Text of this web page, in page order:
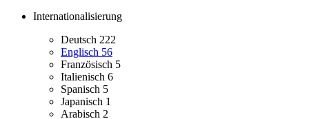
Internationalisierung
Deutsch 222
Englisch 56
Französisch 5
Italienisch 6
Spanisch 5
Japanisch 1
Arabisch 2